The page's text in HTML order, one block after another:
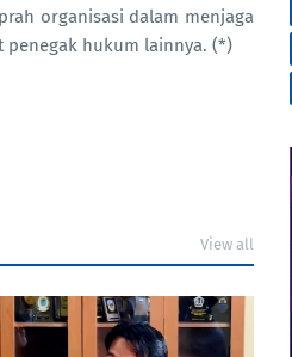
organisasi dalam menjaga
penegak hukum lainnya. (*)
View all